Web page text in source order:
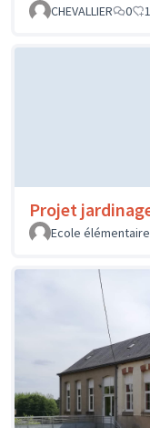
CHEVALLIER
0 1
Projet
Ecole